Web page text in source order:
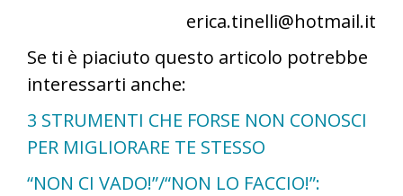
erica.tinelli@hotmail.it
Se ti è piaciuto questo articolo potrebbe
interessarti anche:
3 STRUMENTI CHE FORSE NON CONOSCI
PER MIGLIORARE TE STESSO
“NON CI VADO!”/“NON LO FACCIO!”: